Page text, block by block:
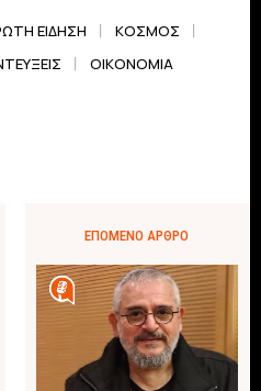
ΕΊΔΗΣΗ
ΚΌΣΜΟΣ
ΟΙΚΟΝΟΜΊΑ
ΕΠΌΜΕΝΟ ΆΡΘΡΟ